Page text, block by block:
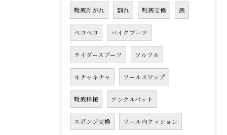
靴底剥がれ 割れ 靴底交換 底
ペコペコ バイクブーツ
ライダースブーツ ツルツル
ネチャネチャ ソールスワップ
靴底移植 アンクルパット
スポンジ交換 ソール内クッション